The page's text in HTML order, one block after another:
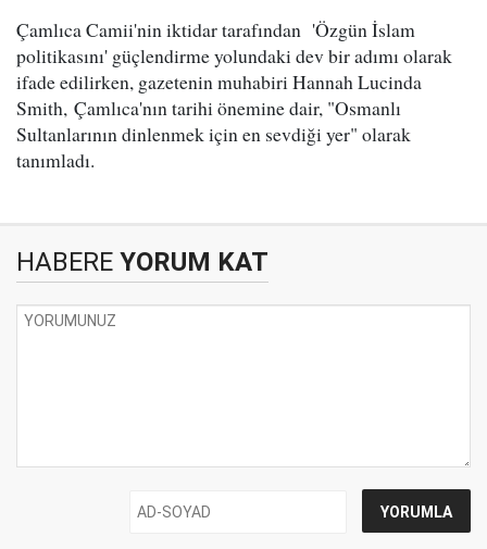
Çamlıca Camii'nin iktidar tarafından 'Özgün İslam
politikasını' güçlendirme yolundaki dev bir adımı olarak
ifade edilirken, gazetenin muhabiri Hannah Lucinda
Smith, Çamlıca'nın tarihi önemine dair, "Osmanlı
Sultanlarının dinlenmek için en sevdiği yer" olarak
tanımladı.
HABERE YORUM KAT